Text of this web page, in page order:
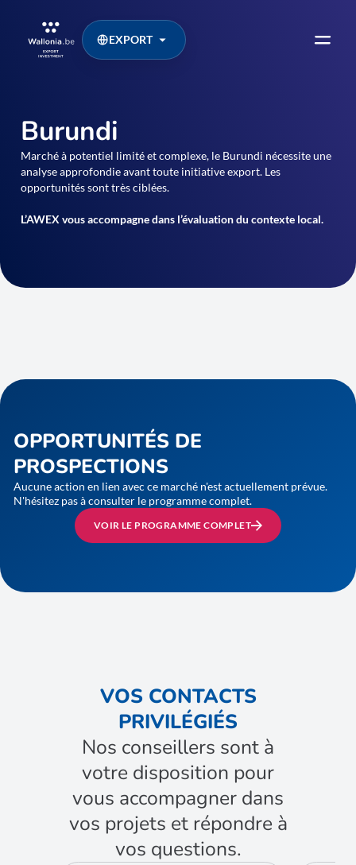
EXPORT
Burundi
Marché à potentiel limité et complexe, le Burundi nécessite une
analyse approfondie avant toute initiative export. Les
opportunités sont très ciblées.
L’AWEX vous accompagne dans l’évaluation du contexte local.
OPPORTUNITÉS DE
PROSPECTIONS
Aucune action en lien avec ce marché n'est actuellement prévue.
N'hésitez pas à consulter le programme complet.
VOIR LE PROGRAMME COMPLET
VOS CONTACTS
PRIVILÉGIÉS
Nos conseillers sont à
votre disposition pour
vous accompagner dans
vos projets et répondre à
vos questions.